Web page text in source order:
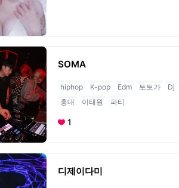
SOMA
hiphop K-pop Edm 토토가 Dj
홍대
이태원 파티
1
디제이다미